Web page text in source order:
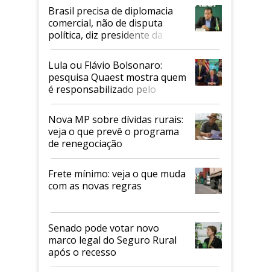
Brasil precisa de diplomacia
comercial, não de disputa
política, diz presidente da
Faesp
Lula ou Flávio Bolsonaro:
pesquisa Quaest mostra quem
é responsabilizado pelo
tarifaço dos EUA
Nova MP sobre dívidas rurais:
veja o que prevê o programa
de renegociação
Frete mínimo: veja o que muda
com as novas regras
Senado pode votar novo
marco legal do Seguro Rural
após o recesso